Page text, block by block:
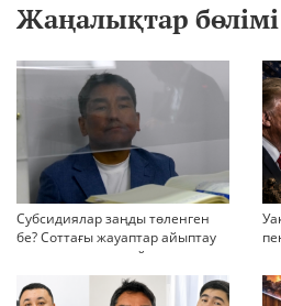
Жаңалықтар бөлімі
Субсидиялар заңды төленген
бе? Соттағы жауаптар айыптау
тұжырымдарын қайта қарауға
негіз бола ала ма?